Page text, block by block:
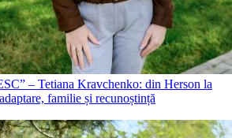
– Tetiana Kravchenko: din Herson la
familie și recunoștință